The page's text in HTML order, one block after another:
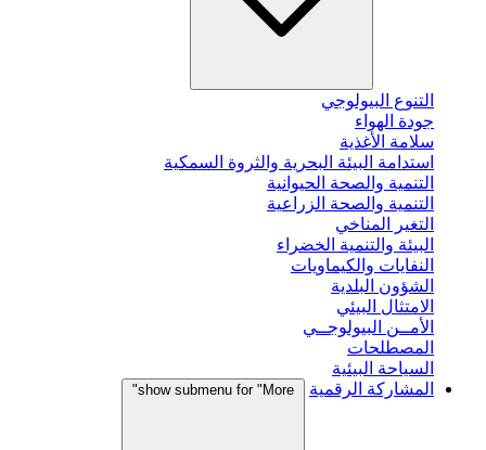
التنوع البيولوجي
جودة الهواء
سلامة الأغذية
استدامة البيئة البحرية والثروة السمكية
التنمية والصحة الحيوانية
التنمية والصحة الزراعية
التغير المناخي
البيئة والتنمية الخضراء
النفايات والكيماويات
الشؤون البلدية
الامتثال البيئي
الأمــن البيولوجــي
المصطلحات
السياحة البيئية
المشاركة الرقمية
show submenu for "More"